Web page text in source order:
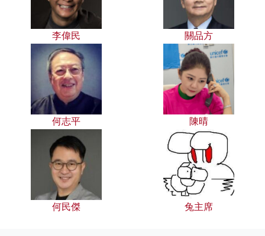
李偉民 關品方
何志平 陳晴
何民傑 兔主席